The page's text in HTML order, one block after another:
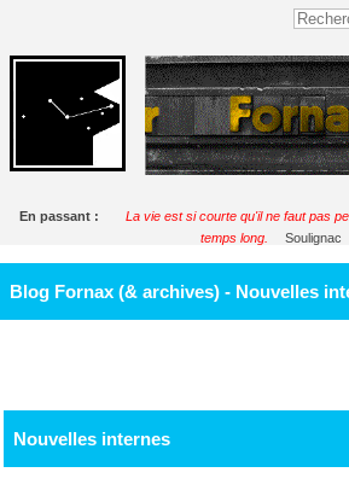
En passant :
La vie est si courte qu'il ne faut pas
temps long.
Soulignac
Blog Fornax (& archives) - Nouvelles
Nouvelles internes